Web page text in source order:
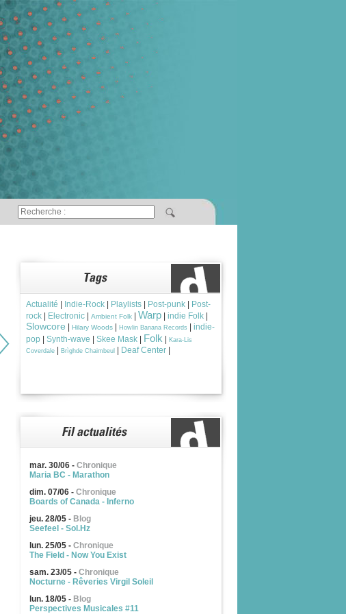
Actualité Indie-Rock Playlists Post-punk
Post-
rock
Electronic Ambient Folk Warp indie Folk
Slowcore Hilary Woods Howlin Banana Records
indie-
pop
Synth-wave Skee Mask Folk
Kara-Lis
Coverdale
Brìghde Chaimbeul Deaf Center
mar. 30/06 - Chronique
Maria BC - Marathon
dim. 07/06 - Chronique
Boards of Canada - Inferno
jeu. 28/05 - Blog
Seefeel - Sol.Hz
lun. 25/05 - Chronique
The Field - Now You Exist
sam. 23/05 - Chronique
Nocturne - Rêveries Virgil Soleil
lun. 18/05 - Blog
Perspectives Musicales #11